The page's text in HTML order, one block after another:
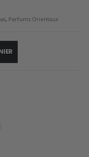
, Parfums Orientaux